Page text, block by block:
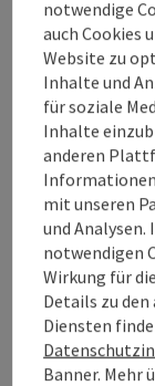
Der
zwischen
Fühlen Sie
gemütlich
Sie werden
Mitarbeitern.
bayrischen
regionale
bayrischer
notwendige
auch Cookies
Website zu
Inhalte und
für soziale
Inhalte
anderen
Informationen
mit unseren
und
notwendigen
Wirkung für
Details zu
Diensten
Banner. Mehr